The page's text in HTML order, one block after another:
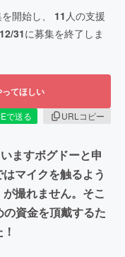
開始し、 11 人の支援
31に募集を終了しま
てほしい
で送る
URLコピー
ますボグドーと申
マイクを触るよう
撮れません。そこ
資金を頂戴するた